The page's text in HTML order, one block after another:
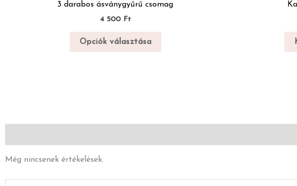
3 darabos ásványgyűrű csomag
4 500 Ft
Opciók választása
terméknek
van.
Még nincsenek értékelések.